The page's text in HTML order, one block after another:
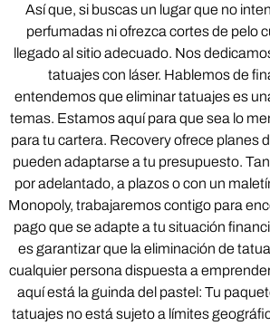
Así que, si buscas un lugar que no
perfumadas ni ofrezca cortes de pelo
llegado al sitio adecuado. Nos
tatuajes con láser. Hablemos de
entendemos que eliminar tatuajes es
temas. Estamos aquí para que sea lo
para tu cartera. Recovery ofrece planes
pueden adaptarse a tu presupuesto.
por adelantado, a plazos o con un
Monopoly, trabajaremos contigo para
pago que se adapte a tu situación
es garantizar que la eliminación de
cualquier persona dispuesta a
aquí está la guinda del pastel: Tu
tatuajes no está sujeto a límites